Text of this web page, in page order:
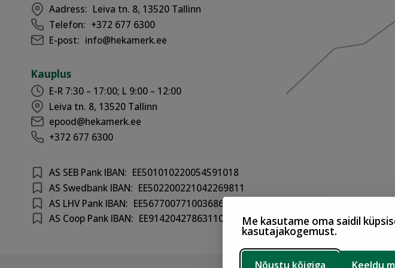
Me kasutame oma saidil
kasutajakogemust.
Nõustu kõigiga Keeldu
Aadress: Leiva tn. 8, 13520 Tallinn
Telefon: +372 677 6300
E-post: info@hekamerk.ee
Kauplus
E-R 7:30 – 17:00; L 9:00 – 12:00
Leiva tn. 8, 13520 Tallinn
epood@hekamerk.ee
+372 677 6300
AS SEB Pank IBAN: EE501010220054591018
AS Swedbank IBAN: EE502200221042269811
AS LHV Pank IBAN: EE567700771003686417
AS Coop Pank IBAN: EE914204278631100301